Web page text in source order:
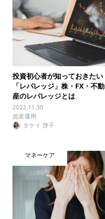
投資初心者が知っておきたい
「レバレッジ」株・FX・不動
産のレバレッジとは
2022.11.30
資産運用
タケイ 啓子
マネーケア